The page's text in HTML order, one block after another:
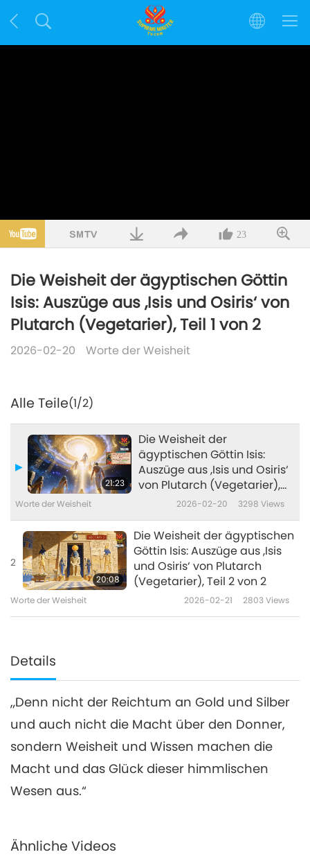
23
Die Weisheit der ägyptischen Göttin
Isis: Auszüge aus ‚Isis und Osiris‘ von
Plutarch (Vegetarier), Teil 1 von 2
2026-02-20 Worte der Weisheit
Alle Teile(1/2)
21:23
Die Weisheit der
ägyptischen Göttin Isis:
Auszüge aus ‚Isis und Osiris‘
von Plutarch (Vegetarier),
Teil 1 von 2
Worte der Weisheit 2026-02-20 3298 Views
2
20:08
Die Weisheit der ägyptischen
Göttin Isis: Auszüge aus ‚Isis
und Osiris‘ von Plutarch
(Vegetarier), Teil 2 von 2
Worte der Weisheit 2026-02-21 2803Views
Details
„Denn nicht der Reichtum an Gold und Silber
und auch nicht die Macht über den Donner,
sondern Weisheit und Wissen machen die
Macht und das Glück dieser himmlischen
Wesen aus.“
Ähnliche Videos